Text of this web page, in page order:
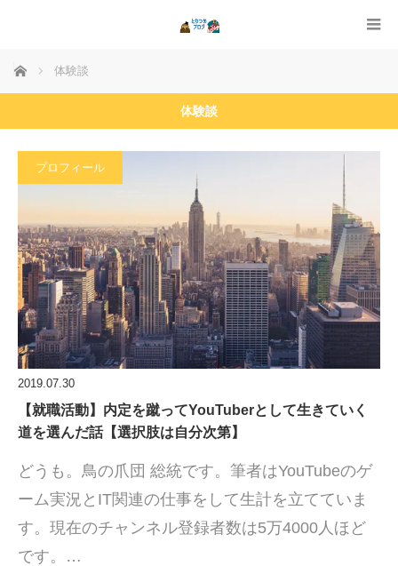
ホーム 体験談
体験談
プロフィール
2019.07.30
【就職活動】内定を蹴ってYouTuberとして生きていく
道を選んだ話【選択肢は自分次第】
どうも。鳥の爪団 総統です。筆者はYouTubeのゲ
ーム実況とIT関連の仕事をして生計を立てていま
す。現在のチャンネル登録者数は5万4000人ほど
です。…